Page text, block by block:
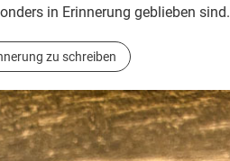
in Erinnerung geblieben sind.
zu schreiben